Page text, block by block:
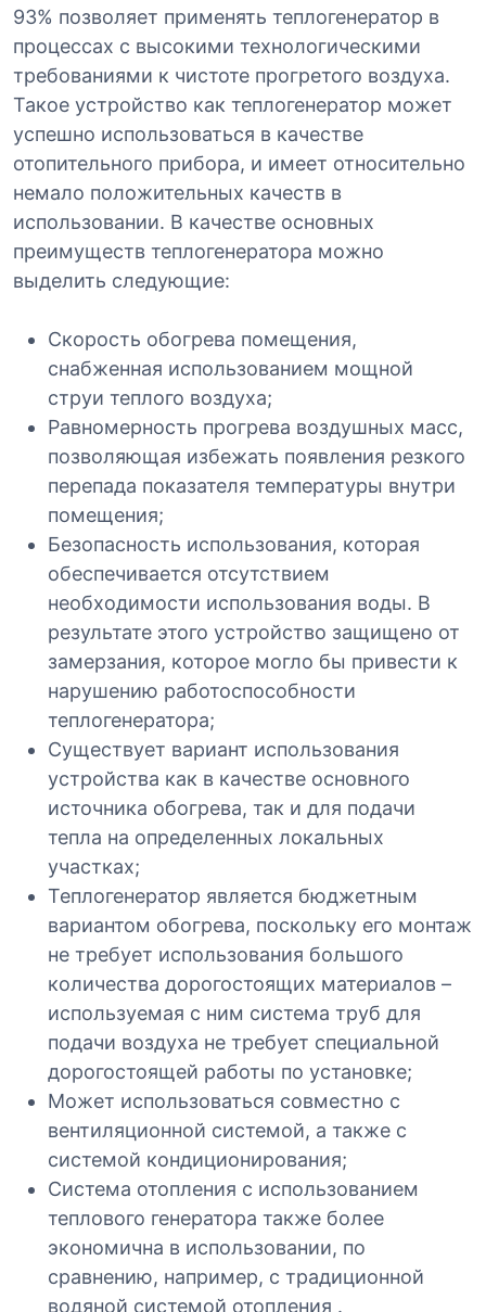
93% позволяет применять теплогенератор в
процессах с высокими технологическими
требованиями к чистоте прогретого воздуха.
Такое устройство как теплогенератор может
успешно использоваться в качестве
отопительного прибора, и имеет относительно
немало положительных качеств в
использовании. В качестве основных
преимуществ теплогенератора можно
выделить следующие:
Скорость обогрева помещения,
снабженная использованием мощной
струи теплого воздуха;
Равномерность прогрева воздушных масс,
позволяющая избежать появления резкого
перепада показателя температуры внутри
помещения;
Безопасность использования, которая
обеспечивается отсутствием
необходимости использования воды. В
результате этого устройство защищено от
замерзания, которое могло бы привести к
нарушению работоспособности
теплогенератора;
Существует вариант использования
устройства как в качестве основного
источника обогрева, так и для подачи
тепла на определенных локальных
участках;
Теплогенератор является бюджетным
вариантом обогрева, поскольку его монтаж
не требует использования большого
количества дорогостоящих материалов –
используемая с ним система труб для
подачи воздуха не требует специальной
дорогостоящей работы по установке;
Может использоваться совместно с
вентиляционной системой, а также с
системой кондиционирования;
Система отопления с использованием
теплового генератора также более
экономична в использовании, по
сравнению, например, с традиционной
водяной системой отопления .